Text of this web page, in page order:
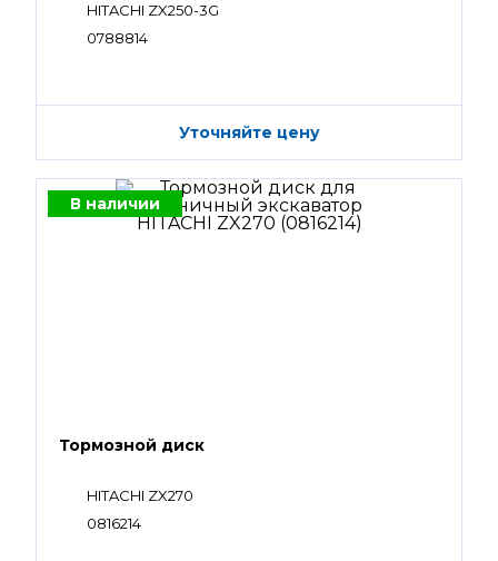
HITACHI ZX250-3G
0788814
Уточняйте цену
В наличии
Тормозной диск
HITACHI ZX270
0816214